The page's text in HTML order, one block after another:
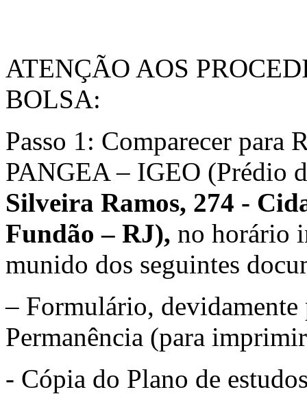
ATENÇÃO AOS
BOLSA:
Passo 1: Comparecer
PANGEA – IGEO (Prédio
Silveira Ramos, 274 -
Fundão – RJ), no horário
munido dos seguintes
– Formulário, devidamente
Permanência (para
- Cópia do Plano de